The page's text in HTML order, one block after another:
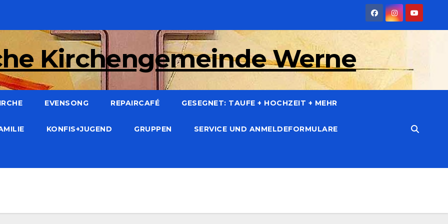
Kirchengemeinde Werne
EVENSONG REPAIRCAFÉ GESEGNET: TAUFE + HOCHZEIT + MEHR
KONFIS+JUGEND GRUPPEN SERVICE UND ANMELDEFORMULARE